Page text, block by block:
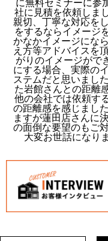
に無料セミナーに参
社に見積を依頼しま
親切、丁寧な対応を
をするならイメージ
かなかイメージにな
え方等アドバイスを
がりのイメージがで
にする場合、実際の
ステムだと思いまし
た岩館さんとの距離
他の会社では依頼す
の距離感を感じまし
ますが蓮田店さんに
の面倒な要望のもご
大変お世話になり